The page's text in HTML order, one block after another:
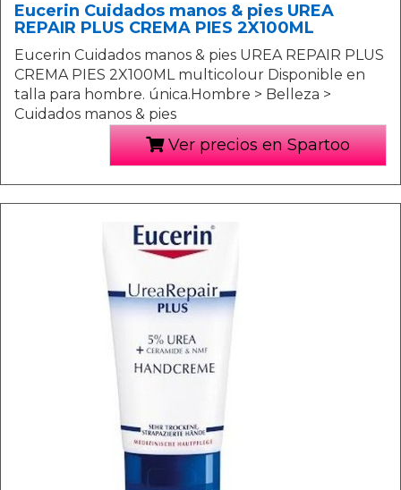
Eucerin Cuidados manos & pies UREA
REPAIR PLUS CREMA PIES 2X100ML
Eucerin Cuidados manos & pies UREA REPAIR PLUS
CREMA PIES 2X100ML multicolour Disponible en
talla para hombre. única.Hombre > Belleza >
Cuidados manos & pies
Ver precios en Spartoo